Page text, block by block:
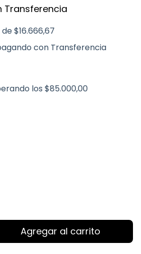
Transferencia
de$16.666,67
con Transferencia
los$85.000,00